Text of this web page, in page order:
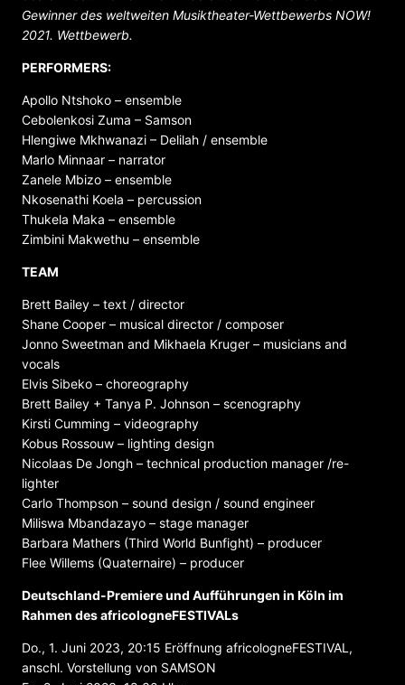
Gewinner des weltweiten Musiktheater-Wettbewerbs NOW!
2021. Wettbewerb.
PERFORMERS:
Apollo Ntshoko – ensemble
Cebolenkosi Zuma – Samson
Hlengiwe Mkhwanazi – Delilah / ensemble
Marlo Minnaar – narrator
Zanele Mbizo – ensemble
Nkosenathi Koela – percussion
Thukela Maka – ensemble
Zimbini Makwethu – ensemble
TEAM
Brett Bailey – text / director
Shane Cooper – musical director / composer
Jonno Sweetman and Mikhaela Kruger – musicians and
vocals
Elvis Sibeko – choreography
Brett Bailey + Tanya P. Johnson – scenography
Kirsti Cumming – videography
Kobus Rossouw – lighting design
Nicolaas De Jongh – technical production manager /re-
lighter
Carlo Thompson – sound design / sound engineer
Miliswa Mbandazayo – stage manager
Barbara Mathers (Third World Bunfight) – producer
Flee Willems (Quaternaire) – producer
Deutschland-Premiere und Aufführungen in Köln im
Rahmen des africologneFESTIVALs
Do., 1. Juni 2023, 20:15 Eröffnung africologneFESTIVAL,
anschl. Vorstellung von SAMSON